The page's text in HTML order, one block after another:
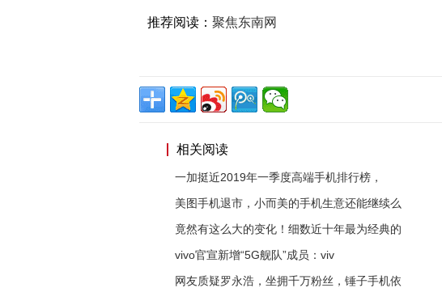
推荐阅读： 聚焦东南网
相关阅读
一加挺近2019年一季度高端手机排行榜，
美图手机退市，小而美的手机生意还能继续么
竟然有这么大的变化！细数近十年最为经典的
vivo官宣新增“5G舰队”成员：viv
网友质疑罗永浩，坐拥千万粉丝，锤子手机依